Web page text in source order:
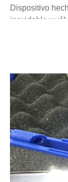
Dispositivo
inoxidable y
únicas más
Extensión de
para dosis más
Jeringa de aire
2.5ml&5ml
de partículas: El
con polvos
tamaños,